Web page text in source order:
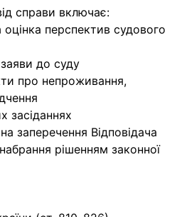
справи включає:
оцінка перспектив судового
заяви до суду
про непроживання,
засіданнях
на заперечення Відповідача
рішенням законної